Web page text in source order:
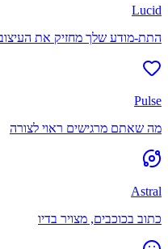
Lucid
התת-מודע שלך מחזיק את העיצוב
Pulse
מה שאתם מרגישים ראוי לצורה
Astral
כתוב בכוכבים, מצויר בדיו